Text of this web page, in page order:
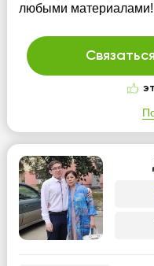
любыми материалами!